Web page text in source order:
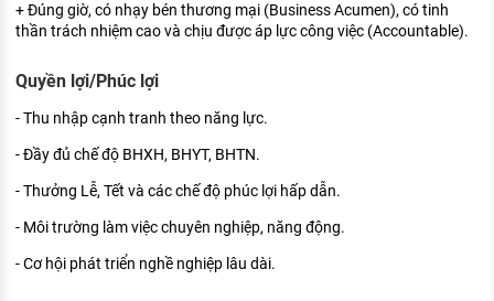
+ Đúng giờ, có nhạy bén thương mại (Business Acumen), có tinh
thần trách nhiệm cao và chịu được áp lực công việc (Accountable).
Quyền lợi/Phúc lợi
- Thu nhập cạnh tranh theo năng lực.
- Đầy đủ chế độ BHXH, BHYT, BHTN.
- Thưởng Lễ, Tết và các chế độ phúc lợi hấp dẫn.
- Môi trường làm việc chuyên nghiệp, năng động.
- Cơ hội phát triển nghề nghiệp lâu dài.